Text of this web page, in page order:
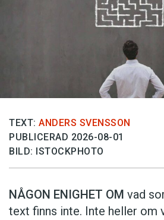
TEXT: ANDERS SVENSSON
PUBLICERAD 2026-08-01
BILD: ISTOCKPHOTO
NÅGON ENIGHET OM vad
text finns inte. Inte heller om